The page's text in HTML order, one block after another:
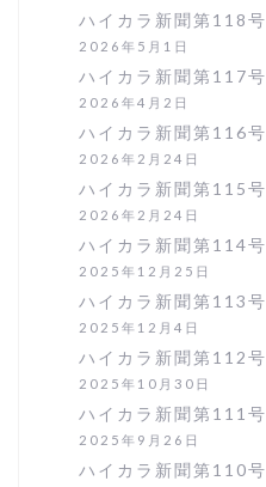
ハイカラ新聞第118号
2026年5月1日
ハイカラ新聞第117号
2026年4月2日
ハイカラ新聞第116号
2026年2月24日
ハイカラ新聞第115号
2026年2月24日
ハイカラ新聞第114号
2025年12月25日
ハイカラ新聞第113号
2025年12月4日
ハイカラ新聞第112号
2025年10月30日
ハイカラ新聞第111号
2025年9月26日
ハイカラ新聞第110号